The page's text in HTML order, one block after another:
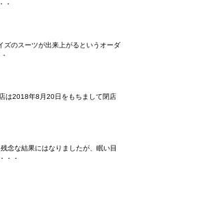
・
ズのスーツが出来上がるというオーダ
は2018年8月20日をもちまして閉店
念な結果にはなりましたが、眠い目
・・